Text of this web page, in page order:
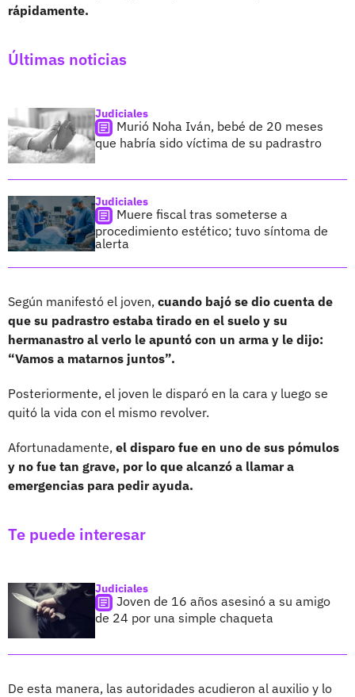
rápidamente.
Últimas noticias
Judiciales
Murió Noha Iván, bebé de 20 meses
que habría sido víctima de su padrastro
Judiciales
Muere fiscal tras someterse a
procedimiento estético; tuvo síntoma de
alerta
Según manifestó el joven, cuando bajó se dio cuenta de
que su padrastro estaba tirado en el suelo y su
hermanastro al verlo le apuntó con un arma y le dijo:
“Vamos a matarnos juntos”.
Posteriormente, el joven le disparó en la cara y luego se
quitó la vida con el mismo revolver.
Afortunadamente, el disparo fue en uno de sus pómulos
y no fue tan grave, por lo que alcanzó a llamar a
emergencias para pedir ayuda.
Te puede interesar
Judiciales
Joven de 16 años asesinó a su amigo
de 24 por una simple chaqueta
De esta manera, las autoridades acudieron al auxilio y lo